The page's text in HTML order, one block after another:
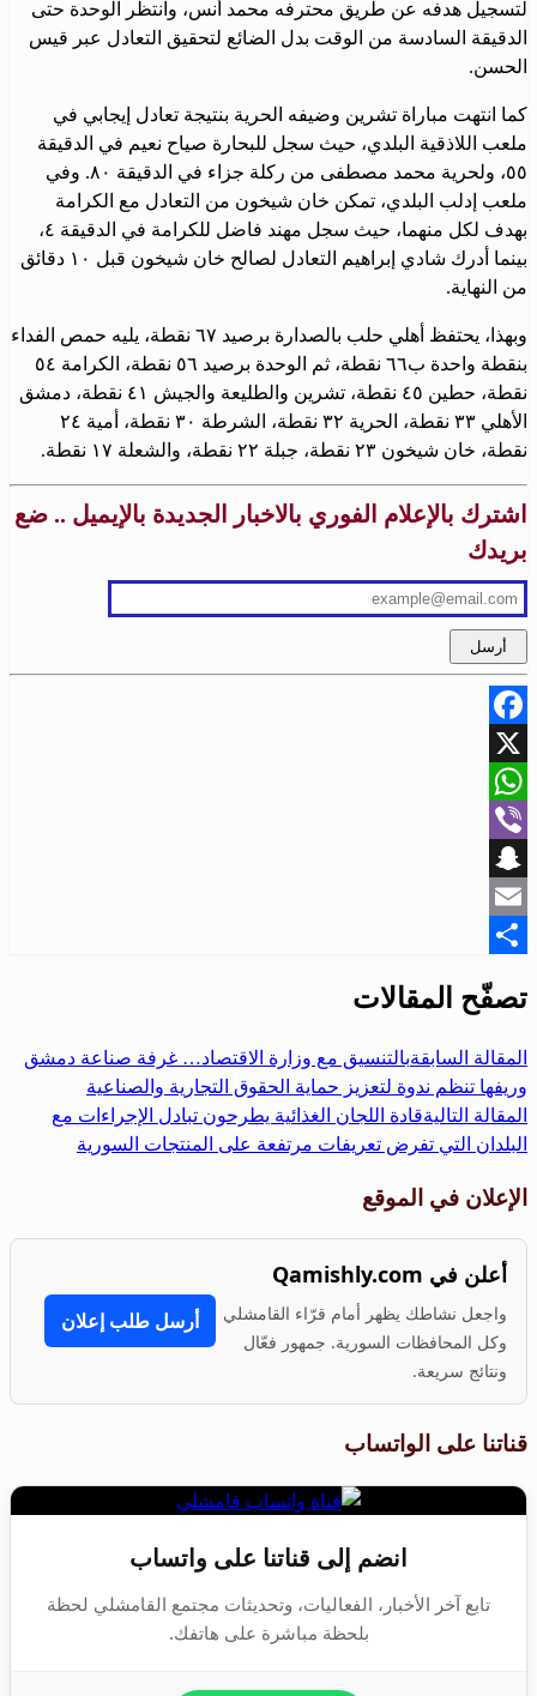
لتسجيل هدفه عن طريق محترفه محمد أنس، وانتظر الوحدة حتى
الدقيقة السادسة من الوقت بدل الضائع لتحقيق التعادل عبر قيس
الحسن.
كما انتهت مباراة تشرين وضيفه الحرية بنتيجة تعادل إيجابي في
ملعب اللاذقية البلدي، حيث سجل للبحارة صياح نعيم في الدقيقة
٥٥، ولحرية محمد مصطفى من ركلة جزاء في الدقيقة ٨٠. وفي
ملعب إدلب البلدي، تمكن خان شيخون من التعادل مع الكرامة
بهدف لكل منهما، حيث سجل مهند فاضل للكرامة في الدقيقة ٤،
بينما أدرك شادي إبراهيم التعادل لصالح خان شيخون قبل ١٠ دقائق
من النهاية.
وبهذا، يحتفظ أهلي حلب بالصدارة برصيد ٦٧ نقطة، يليه حمص الفداء
بنقطة واحدة ب٦٦ نقطة، ثم الوحدة برصيد ٥٦ نقطة، الكرامة ٥٤
نقطة، حطين ٤٥ نقطة، تشرين والطليعة والجيش ٤١ نقطة، دمشق
الأهلي ٣٣ نقطة، الحرية ٣٢ نقطة، الشرطة ٣٠ نقطة، أمية ٢٤
نقطة، خان شيخون ٢٣ نقطة، جبلة ٢٢ نقطة، والشعلة ١٧ نقطة.
اشترك بالإعلام الفوري بالاخبار الجديدة بالإيميل .. ضع
بريدك
Facebook
X
WhatsApp
Viber
Snapchat
Email
تصفّح المقالات
المقالة السابقةبالتنسيق مع وزارة الاقتصاد… غرفة صناعة دمشق
وريفها تنظم ندوة لتعزيز حماية الحقوق التجارية والصناعية
المقالة التاليةقادة اللجان الغذائية يطرحون تبادل الإجراءات مع
البلدان التي تفرض تعريفات مرتفعة على المنتجات السورية
الإعلان في الموقع
أعلن في Qamishly.com
واجعل نشاطك يظهر أمام قرّاء القامشلي
وكل المحافظات السورية. جمهور فعّال
ونتائج سريعة.
أرسل طلب إعلان
قناتنا على الواتساب
انضم إلى قناتنا على واتساب
تابع آخر الأخبار، الفعاليات، وتحديثات مجتمع القامشلي لحظة
بلحظة مباشرة على هاتفك.